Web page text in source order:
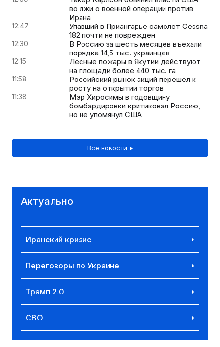
во лжи о военной операции против
Ирана
12:47
Упавший в Приангарье самолет Cessna
182 почти не поврежден
12:30
В Россию за шесть месяцев въехали
порядка 14,5 тыс. украинцев
12:15
Лесные пожары в Якутии действуют
на площади более 440 тыс. га
11:58
Российский рынок акций перешел к
росту на открытии торгов
11:38
Мэр Хиросимы в годовщину
бомбардировки критиковал Россию,
но не упомянул США
Все новости
Актуально
Иранский кризис
Переговоры по Украине
Трамп 2.0
СВО